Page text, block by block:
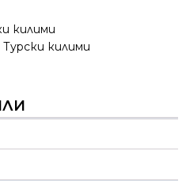
килими
Турски килими